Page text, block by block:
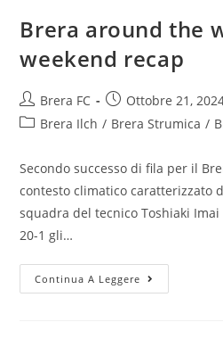
Brera around the
weekend recap
Brera FC
Ottobre 21,
Brera Ilch / Brera Strumica /
Secondo successo di fila per il
contesto climatico caratterizzato
squadra del tecnico Toshiaki
20-1 gli…
Continua A Leggere